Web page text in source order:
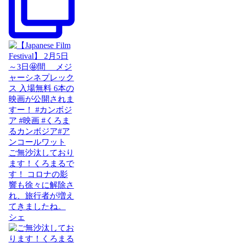
ご無沙汰しており
ます！くろまるで
す！ コロナの影
響も徐々に解除さ
れ、旅行者が増え
てきましたね。
シェ